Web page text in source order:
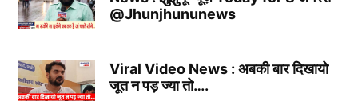
@Jhunjhununews
Viral Video News : अबकी बार दिखायो
जूत न पड़ ज्या तो….